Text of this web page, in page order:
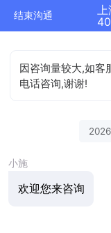
结束沟通
上
因咨询量较大,如客
电话咨询,谢谢!
小施
欢迎您来咨询